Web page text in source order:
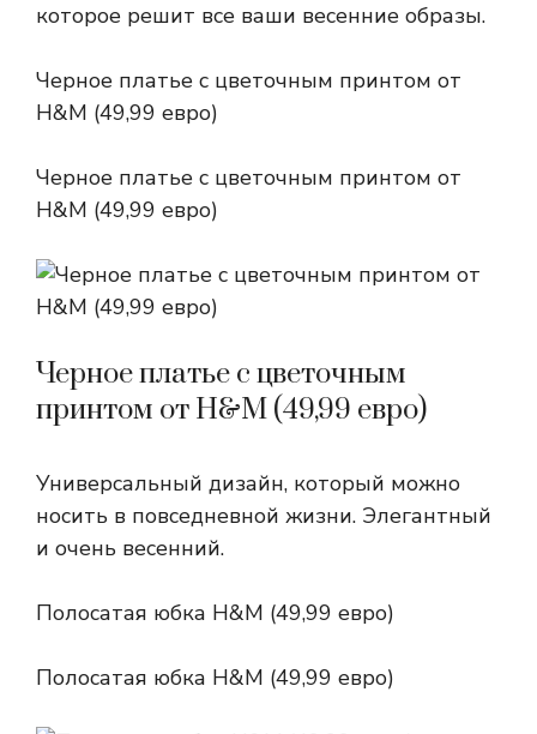
которое решит все ваши весенние образы.
Черное платье с цветочным принтом от
H&M (49,99 евро)
Черное платье с цветочным принтом от
H&M (49,99 евро)
Черное платье с цветочным
принтом от H&M (49,99 евро)
Универсальный дизайн, который можно
носить в повседневной жизни. Элегантный
и очень весенний.
Полосатая юбка H&M (49,99 евро)
Полосатая юбка H&M (49,99 евро)